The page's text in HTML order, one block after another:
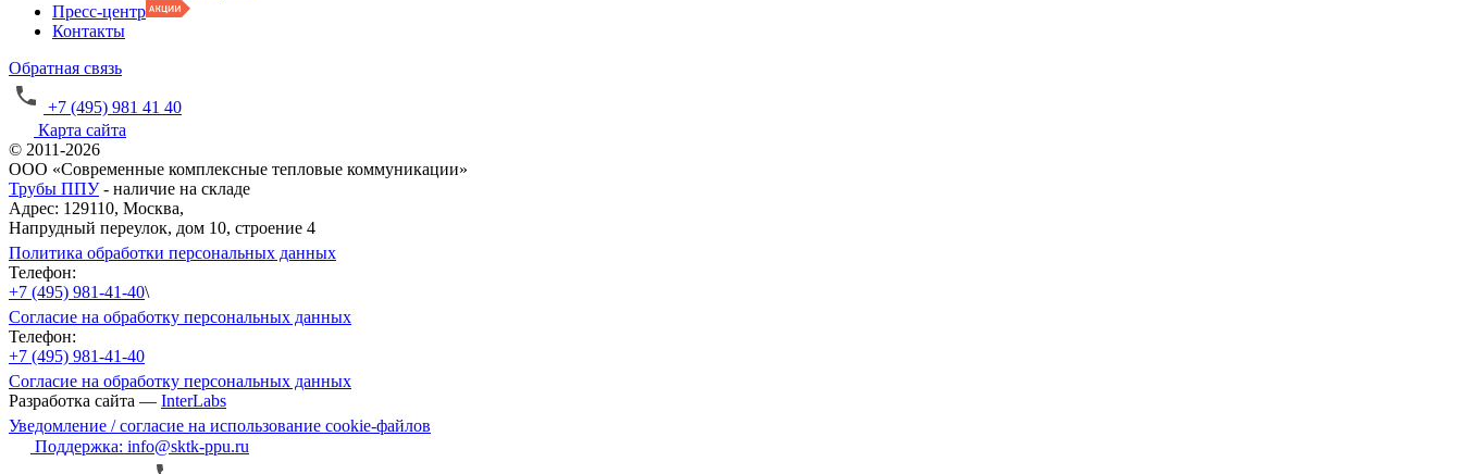
Пресс-центр
Контакты
Обратная связь
+7 (495) 981 41 40
Карта сайта
© 2011-2026
ООО «Современные комплексные тепловые коммуникации»
Трубы ППУ- наличие на складе
Адрес: 129110, Москва,
Напрудный переулок, дом 10, строение 4
Политика обработки персональных данных
Телефон:
+7 (495) 981-41-40\
Согласие на обработку персональных данных
Телефон:
+7 (495) 981-41-40
Согласие на обработку персональных данных
Разработка сайта — InterLabs
Уведомление / согласие на использование cookie-файлов
Поддержка: info@sktk-ppu.ru